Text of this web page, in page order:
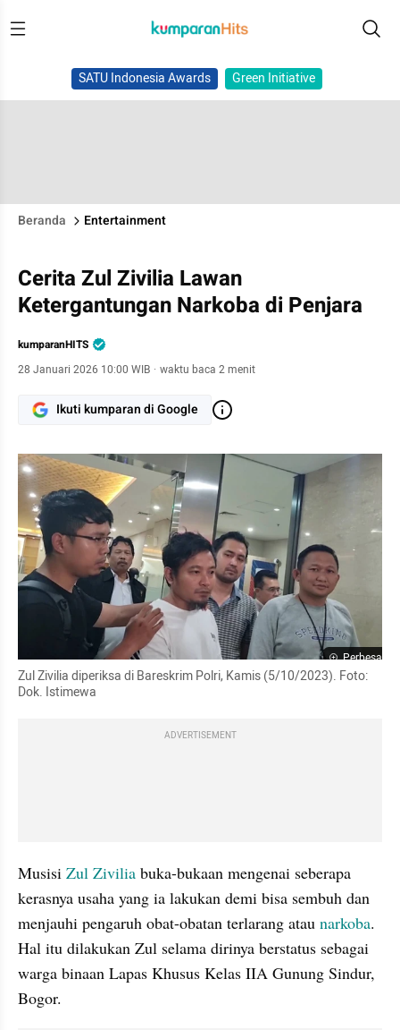
SATU Indonesia Awards Green Initiative
Beranda Entertainment
Cerita Zul Zivilia Lawan
Ketergantungan Narkoba di Penjara
kumparanHITS
28 Januari 2026 10:00 WIB · waktu baca 2 menit
Ikuti kumparan di Google
Perbesar
Zul Zivilia diperiksa di Bareskrim Polri, Kamis (5/10/2023). Foto:
Dok. Istimewa
ADVERTISEMENT
Musisi Zul Zivilia buka-bukaan mengenai seberapa
kerasnya usaha yang ia lakukan demi bisa sembuh dan
menjauhi pengaruh obat-obatan terlarang atau narkoba.
Hal itu dilakukan Zul selama dirinya berstatus sebagai
warga binaan Lapas Khusus Kelas IIA Gunung Sindur,
Bogor.